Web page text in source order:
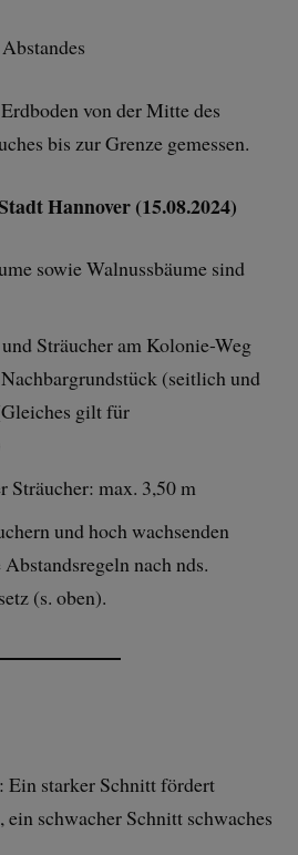
von der Mitte des
bis zur Grenze gemessen.
Hannover (15.08.2024)
sowie Walnussbäume sind
Sträucher am Kolonie-Weg
(seitlich und
gilt für
Sträucher: max. 3,50 m
und hoch wachsenden
nach nds.
(s. oben).
starker Schnitt fördert
ein schwacher Schnitt schwaches